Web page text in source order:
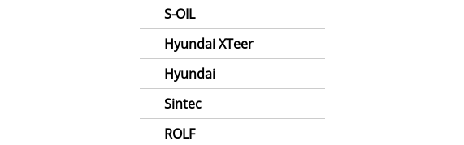
S-OIL
Hyundai XTeer
Hyundai
Sintec
ROLF